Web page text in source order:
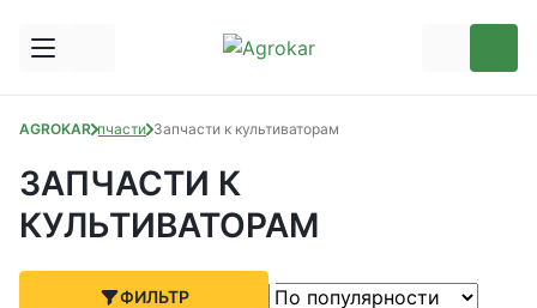
AGROKARЗапчасти Запчасти к культиваторам
ЗАПЧАСТИ К
КУЛЬТИВАТОРАМ
ФИЛЬТР